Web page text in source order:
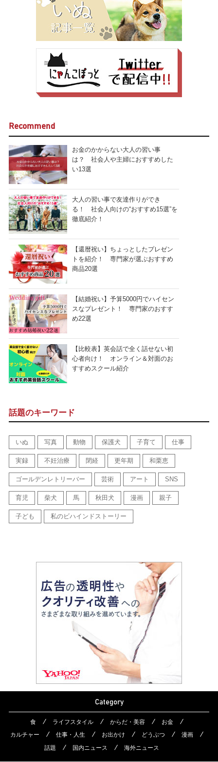
Recommend
お金のかからない大人の習い事
は？ 社会人や主婦におすすめした
い13選
大人の習い事で友達作りができ
る！ 社会人向けの“おすすめ15選”を
徹底紹介！
【還暦祝い】ちょっとしたプレゼン
トを紹介！ 専門家が選ぶおすすめ
商品20選
【結婚祝い】予算5000円でハイセン
スなプレゼント！ 専門家のおすす
め22選
【比較表】英会話で全く話せない初
心者向け！ オンライン＆対面のお
すすめスクール紹介
話題のキーワード
いぬ 写真 動物 保護犬 子育て 仕事
実録 不妊治療 閉経 更年期 和栗恵
ゴールデンレトリーバー 芸術 アート SNS
育児 柴犬 馬 秋田犬 漫画 親子
子ども 私のビハインドストーリー
Category
食 ライフスタイル からだ・美容
お金
カルチャー
仕事・人生 お出かけ どうぶつ
漫画
話題
国内ニュース 海外ニュース